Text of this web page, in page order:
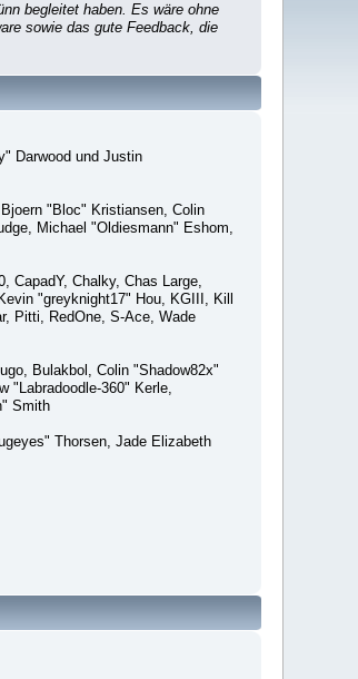
begleitet haben. Es wäre ohne
sowie das gute Feedback, die
Darwood und Justin
"Bloc" Kristiansen, Colin
Michael "Oldiesmann" Eshom,
CapadY, Chalky, Chas Large,
"greyknight17" Hou, KGIII, Kill
Pitti, RedOne, S-Ace, Wade
Bulakbol, Colin "Shadow82x"
"Labradoodle-360" Kerle,
Smith
Thorsen, Jade Elizabeth